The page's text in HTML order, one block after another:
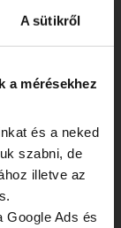
A sütikről
a mérésekhez
és a neked
szabni, de
illetve az
Google Ads és
fejlámpa